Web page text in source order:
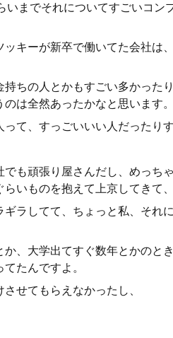
までそれについてすごいコン
キーが新卒で働いてた会社は
ちの人とかもすごい多かった
は全然あったかなと思います。
て、すっごいいい人だったりす
も頑張り屋さんだし、めっち
いものを抱えて上京してきて、
ラしてて、ちょっと私、それ
、大学出てすぐ数年とかのと
たんですよ。
せてもらえなかったし、